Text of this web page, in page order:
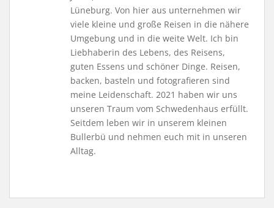
Lüneburg. Von hier aus unternehmen wir
viele kleine und große Reisen in die nähere
Umgebung und in die weite Welt. Ich bin
Liebhaberin des Lebens, des Reisens,
guten Essens und schöner Dinge. Reisen,
backen, basteln und fotografieren sind
meine Leidenschaft. 2021 haben wir uns
unseren Traum vom Schwedenhaus erfüllt.
Seitdem leben wir in unserem kleinen
Bullerbü und nehmen euch mit in unseren
Alltag.